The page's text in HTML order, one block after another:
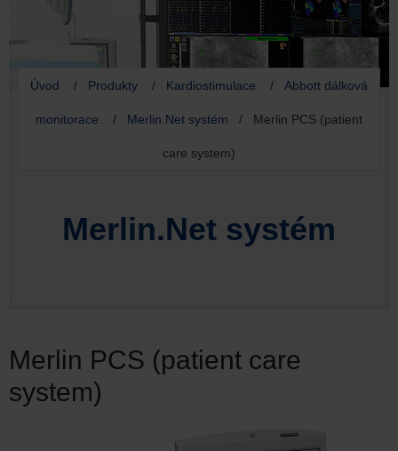
Úvod / Produkty / Kardiostimulace / Abbott dálková
monitorace / Merlin.Net systém / Merlin PCS (patient
care system)
Merlin.Net systém
Merlin PCS (patient care
system)